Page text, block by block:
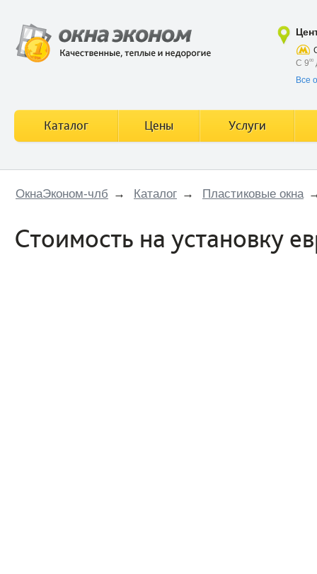
ОкнаЭконом-члб → Каталог → Пластиковые окна
Стоимость на установку
С 900
Все
Каталог Цены Услуги